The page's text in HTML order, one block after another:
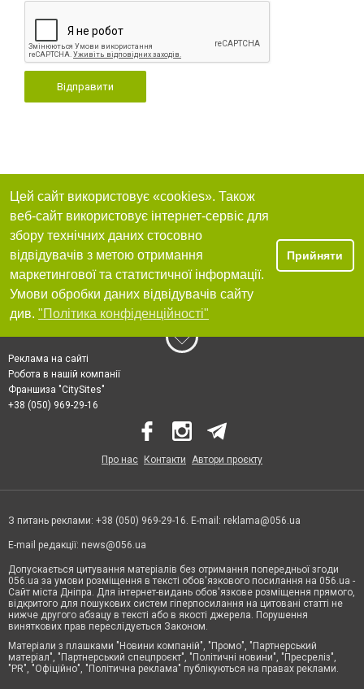
Відправити
Цей сайт використовує «cookies». Також
веб-сайт використовує інтернет-сервіс для
збору технічних даних стосовно
відвідувачів з метою отримання
маркетингової та статистичної інформації.
Умови обробки даних відвідувачів сайту
див. "Політика конфіденційності"
Прийняти
Реклама на сайті
Робота в нашій компанії
Франшиза "CitySites"
+38 (050) 969-29-16
Про нас Контакти Автори проєкту
З питань реклами: +38 (050) 969-29-16. E-mail: reklama@056.ua
E-mail редакції: news@056.ua
Допускається цитування матеріалів без отримання попередньої згоди
056.ua за умови розміщення в тексті обов'язкового посилання на 056.ua -
Сайт міста Дніпра. Для інтернет-видань обов'язкове розміщення прямого,
відкритого для пошукових систем гіперпосилання на цитовані статті не
нижче другого абзацу в тексті або в якості джерела. Порушення
виняткових прав переслідується Законом.
Матеріали з плашками "Новини компаній", "Промо", "Партнерський
матеріал", "Партнерський спецпроєкт", "Політичні новини", "Пресреліз",
"PR", "Офіційно", "Політична реклама" публікуються на правах реклами.